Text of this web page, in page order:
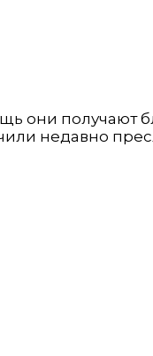
они получают
недавно